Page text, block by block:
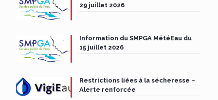
29 juillet 2026
Information du SMPGA MétéEau du
15 juillet 2026
Restrictions liées à la sécheresse –
Alerte renforcée